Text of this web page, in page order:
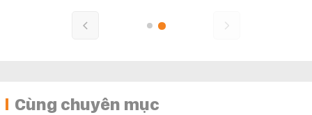
Cùng chuyên mục